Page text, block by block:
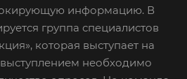
информацию. В
группа специалистов
которая выступает на
необходимо